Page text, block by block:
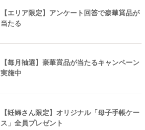
【エリア限定】アンケート回答で豪華賞品が
当たる
【毎月抽選】豪華賞品が当たるキャンペーン
実施中
【妊婦さん限定】オリジナル「母子手帳ケー
ス」全員プレゼント